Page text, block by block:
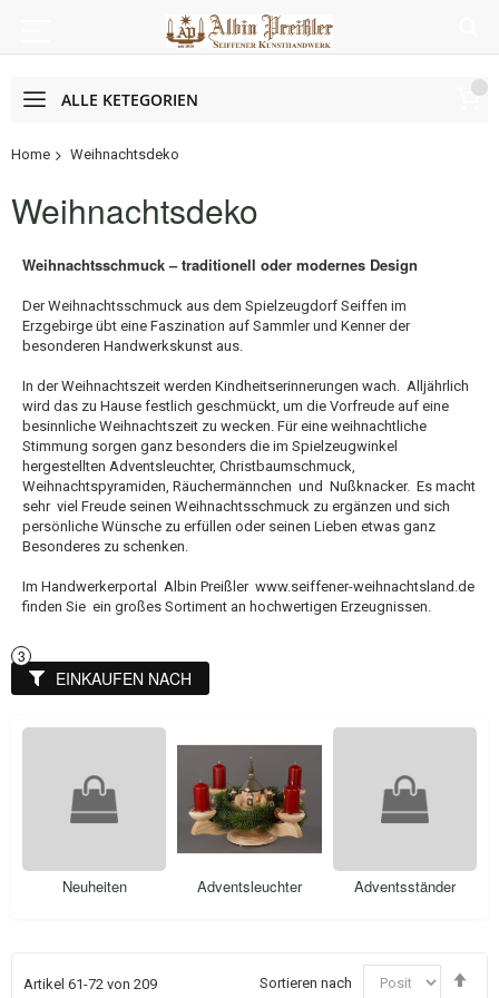
ALLE KETEGORIEN
Home Weihnachtsdeko
Weihnachtsdeko
Weihnachtsschmuck – traditionell oder modernes Design
Der Weihnachtsschmuck aus dem Spielzeugdorf Seiffen im
Erzgebirge übt eine Faszination auf Sammler und Kenner der
besonderen Handwerkskunst aus.
In der Weihnachtszeit werden Kindheitserinnerungen wach. Alljährlich
wird das zu Hause festlich geschmückt, um die Vorfreude auf eine
besinnliche Weihnachtszeit zu wecken. Für eine weihnachtliche
Stimmung sorgen ganz besonders die im Spielzeugwinkel
hergestellten Adventsleuchter, Christbaumschmuck,
Weihnachtspyramiden, Räuchermännchen und Nußknacker. Es macht
sehr viel Freude seinen Weihnachtsschmuck zu ergänzen und sich
persönliche Wünsche zu erfüllen oder seinen Lieben etwas ganz
Besonderes zu schenken.
Im Handwerkerportal Albin Preißler www.seiffener-weihnachtsland.de
finden Sie ein großes Sortiment an hochwertigen Erzeugnissen.
Neuheiten Adventsleuchter Adventsständer
Artikel 61-72 von 209 Sortieren nach
EINKAUFEN NACH